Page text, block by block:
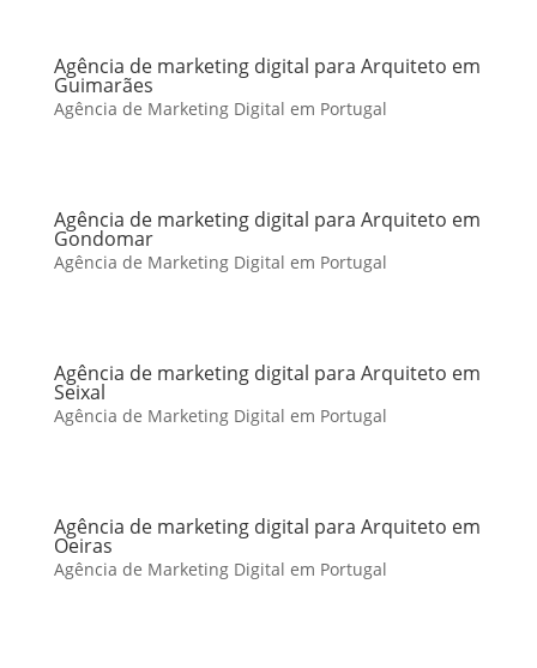
Agência de marketing digital para Arquiteto em
Guimarães
Agência de Marketing Digital em Portugal
Agência de marketing digital para Arquiteto em
Gondomar
Agência de Marketing Digital em Portugal
Agência de marketing digital para Arquiteto em
Seixal
Agência de Marketing Digital em Portugal
Agência de marketing digital para Arquiteto em
Oeiras
Agência de Marketing Digital em Portugal